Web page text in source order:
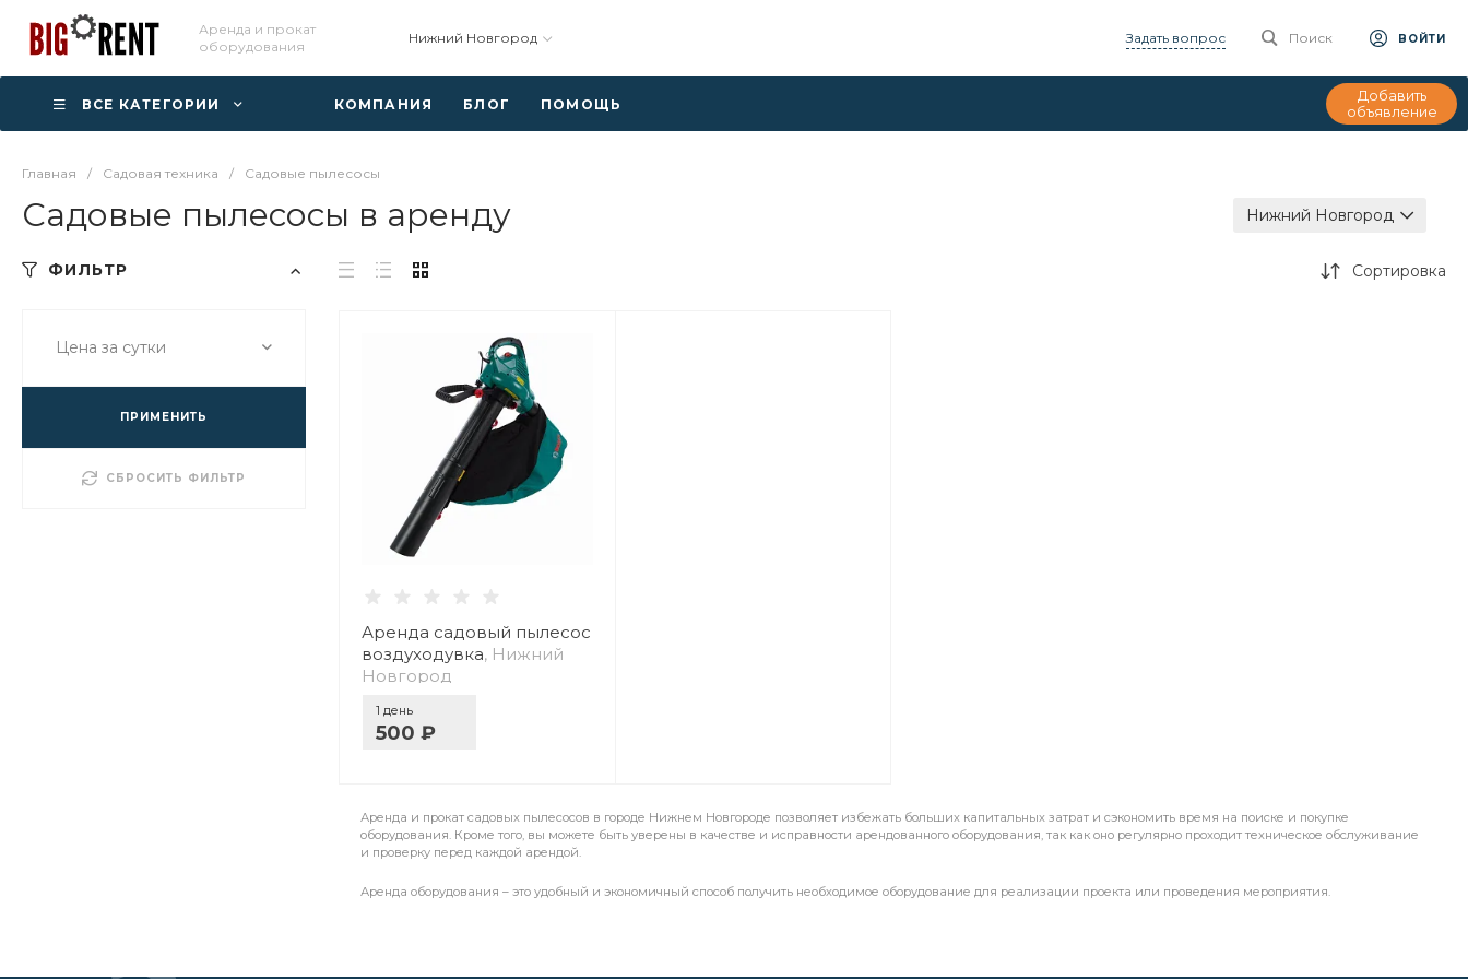
Аренда и прокат
оборудования
Нижний Новгород Задать вопрос Поиск ВОЙТИ
ВСЕ КАТЕГОРИИ КОМПАНИЯ БЛОГ ПОМОЩЬ
Добавить
объявление
Главная / Садовая техника / Садовые пылесосы
Садовые пылесосы в аренду Нижний Новгород
ФИЛЬТР
Цена за сутки
ПРИМЕНИТЬ
СБРОСИТЬ ФИЛЬТР
Сортировка
Аренда садовый пылесос
воздуходувка, Нижний
Новгород
1 день
500 ₽
Аренда и прокат садовых пылесосов в городе Нижнем Новгороде позволяет избежать больших капитальных затрат и сэкономить время на поиске и покупке
оборудования. Кроме того, вы можете быть уверены в качестве и исправности арендованного оборудования, так как оно регулярно проходит техническое обслуживание
и проверку перед каждой арендой.
Аренда оборудования – это удобный и экономичный способ получить необходимое оборудование для реализации проекта или проведения мероприятия.